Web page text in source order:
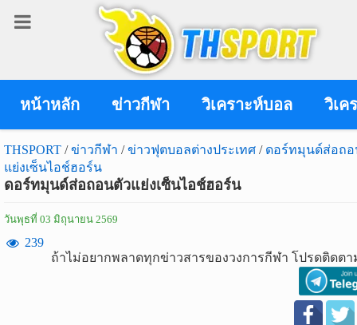
หน้าหลัก ข่าวกีฬา วิเคราะห์บอล วิเค
THSPORT / ข่าวกีฬา / ข่าวฟุตบอลต่างประเทศ / ดอร์ทมุนด์ส่อถอ
แย่งเซ็นไอช์ฮอร์น
ดอร์ทมุนด์ส่อถอนตัวแย่งเซ็นไอช์ฮอร์น
วันพุธที่ 03 มิถุนายน 2569
239
ถ้าไม่อยากพลาดทุกข่าวสารของวงการกีฬา โปรดติดตา
เข้า
เข้าสู่ระบบ
เข้าสู่ระบบด้วย facebook
สมัคร
สมาชิก